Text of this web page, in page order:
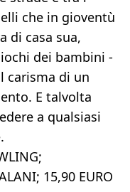
che in gioventù
di casa sua,
dei bambini -
carisma di un
E talvolta
a qualsiasi
15,90 EURO